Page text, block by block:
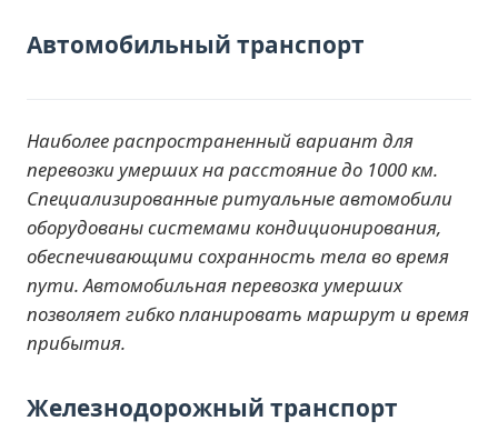
Автомобильный транспорт
Наиболее распространенный вариант для
перевозки умерших на расстояние до 1000 км.
Специализированные ритуальные автомобили
оборудованы системами кондиционирования,
обеспечивающими сохранность тела во время
пути. Автомобильная перевозка умерших
позволяет гибко планировать маршрут и время
прибытия.
Железнодорожный транспорт